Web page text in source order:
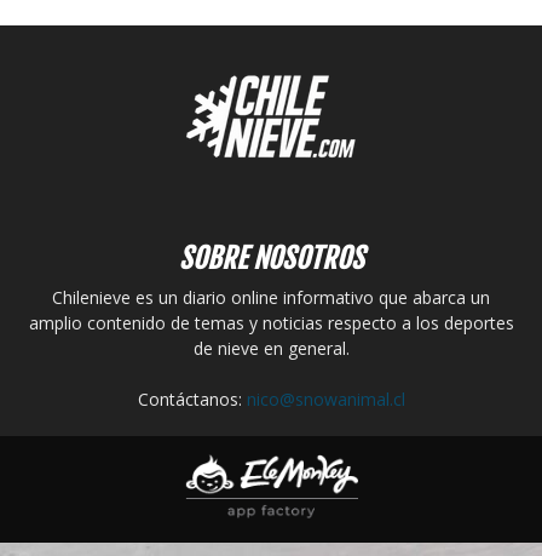
SOBRE NOSOTROS
Chilenieve es un diario online informativo que abarca un
amplio contenido de temas y noticias respecto a los deportes
de nieve en general.
Contáctanos: nico@snowanimal.cl